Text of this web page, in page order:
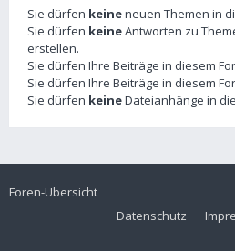
Sie dürfen keineneuen Themen in
Sie dürfen keineAntworten zu
erstellen.
Sie dürfen Ihre Beiträge in diesem
Sie dürfen Ihre Beiträge in diesem
Sie dürfen keineDateianhänge in
Foren-Übersicht
Datenschutz